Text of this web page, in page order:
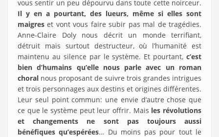
vous sentir un peu dépourvu dans toute cette noirceur.
Il y en a pourtant, des lueurs, même si elles sont
maigres et vont vous faire subir pas mal de tragédies.
Anne-Claire Doly nous décrit un monde terrifiant,
détruit mais surtout destructeur, où l’humanité est
maintenu au silence par le système. Et pourtant, c’est
bien d’humains qu’elle nous parle avec un roman
choral nous proposant de suivre trois grandes intrigues
et trois personnages aux destins et origines différentes.
Leur seul point commun: une envie d’autre chose que
ce que le système peut leur offrir. Mais les révolutions
et changements ne sont pas toujours aussi
bénéfiques qu’espérées… Du moins pas pour tout le